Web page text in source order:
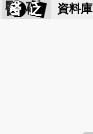
醫 砭 資料庫